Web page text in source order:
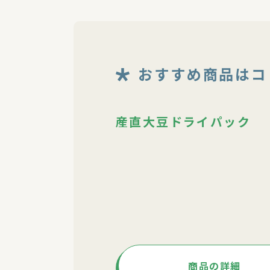
おすすめ商品は
産直大豆ドライパック
商品の詳細